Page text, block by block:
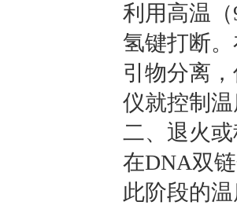
利用高温
氢键打断
引物分离
仪就控制
二、退火
在DNA双
此阶段的